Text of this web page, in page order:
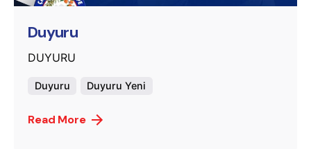
Duyuru
DUYURU
Duyuru Duyuru Yeni
Read More